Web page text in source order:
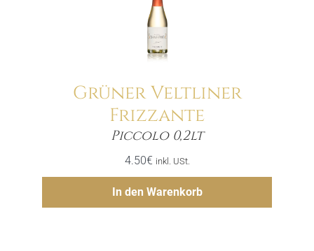
Grüner Veltliner
Frizzante
Piccolo 0,2lt
4.50€ inkl. USt.
In den Warenkorb
Menge
Hinzufügen